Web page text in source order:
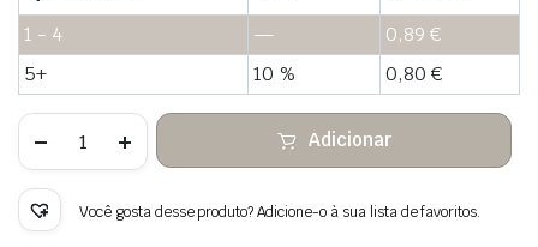
1 - 4
— 0,89 €
5+
10 % 0,80 €
Quantidade
Conectores
borboleta
pérola
Adicionar
Você gosta desse produto? Adicione-o à sua lista de favoritos.